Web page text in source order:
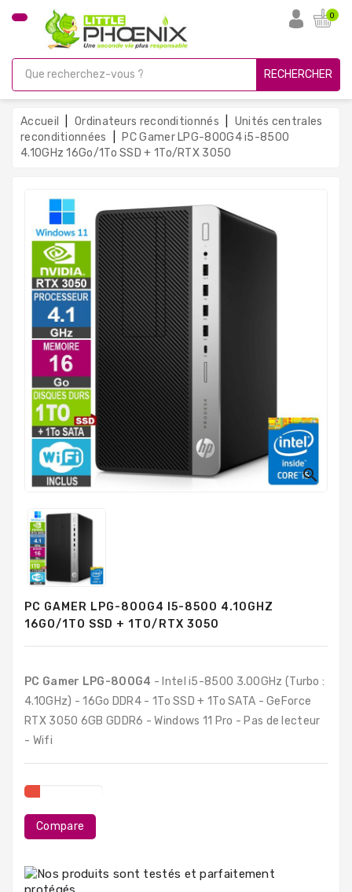
CATÉGORIE
Gamer
Unités
Centrales
Reconditionnées
Ordinateurs
Portables
Sous
Mesure
Tout-
Mémoires
RAM
Durs
Composants
Composants
PC
Destockage
0
RECHERCHER
Accueil Ordinateurs reconditionnés
Unités centrales
reconditionnées
PC Gamer LPG-800G4 i5-8500
4.10GHz 16Go/1To SSD + 1To/RTX 3050

PC GAMER LPG-800G4 I5-8500 4.10GHZ
16GO/1TO SSD + 1TO/RTX 3050
PC Gamer LPG-800G4 - Intel i5-8500 3.00GHz (Turbo :
4.10GHz) - 16Go DDR4 - 1To SSD + 1To SATA - GeForce
RTX 3050 6GB GDDR6 - Windows 11 Pro - Pas de lecteur
- Wifi
Compare